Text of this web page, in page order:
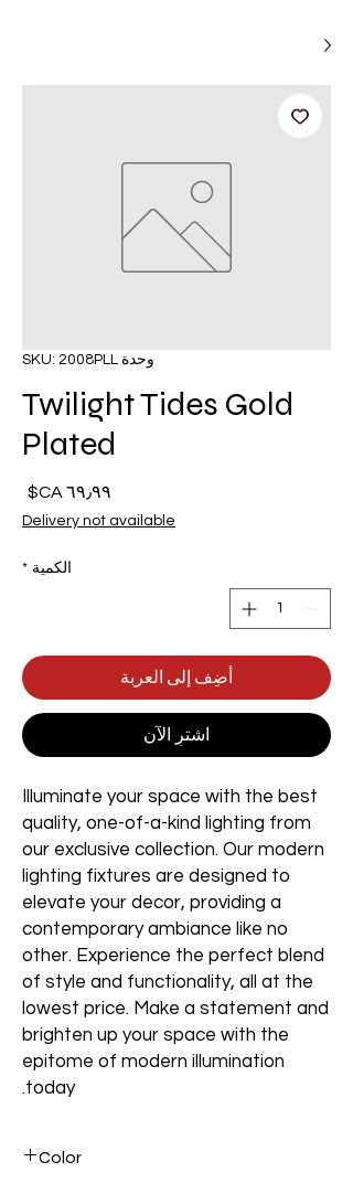
وحدة SKU: 2008PLL
Twilight Tides Gold
Plated
Delivery not available
الكمية *
أضِف إلى العربة
اشترِ الآن
Illuminate your space with the best
quality, one-of-a-kind lighting from
our exclusive collection. Our modern
lighting fixtures are designed to
elevate your decor, providing a
contemporary ambiance like no
other. Experience the perfect blend
of style and functionality, all at the
lowest price. Make a statement and
brighten up your space with the
epitome of modern illumination
today.
Color